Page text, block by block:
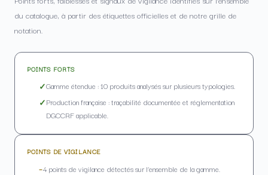
du catalogue, à partir des étiquettes officielles et de notre grille de
notation.
POINTS FORTS
Gamme étendue : 10 produits analysés sur plusieurs typologies.
Production française : traçabilité documentée et réglementation
DGCCRF applicable.
POINTS DE VIGILANCE
4 points de vigilance détectés sur l’ensemble de la gamme.